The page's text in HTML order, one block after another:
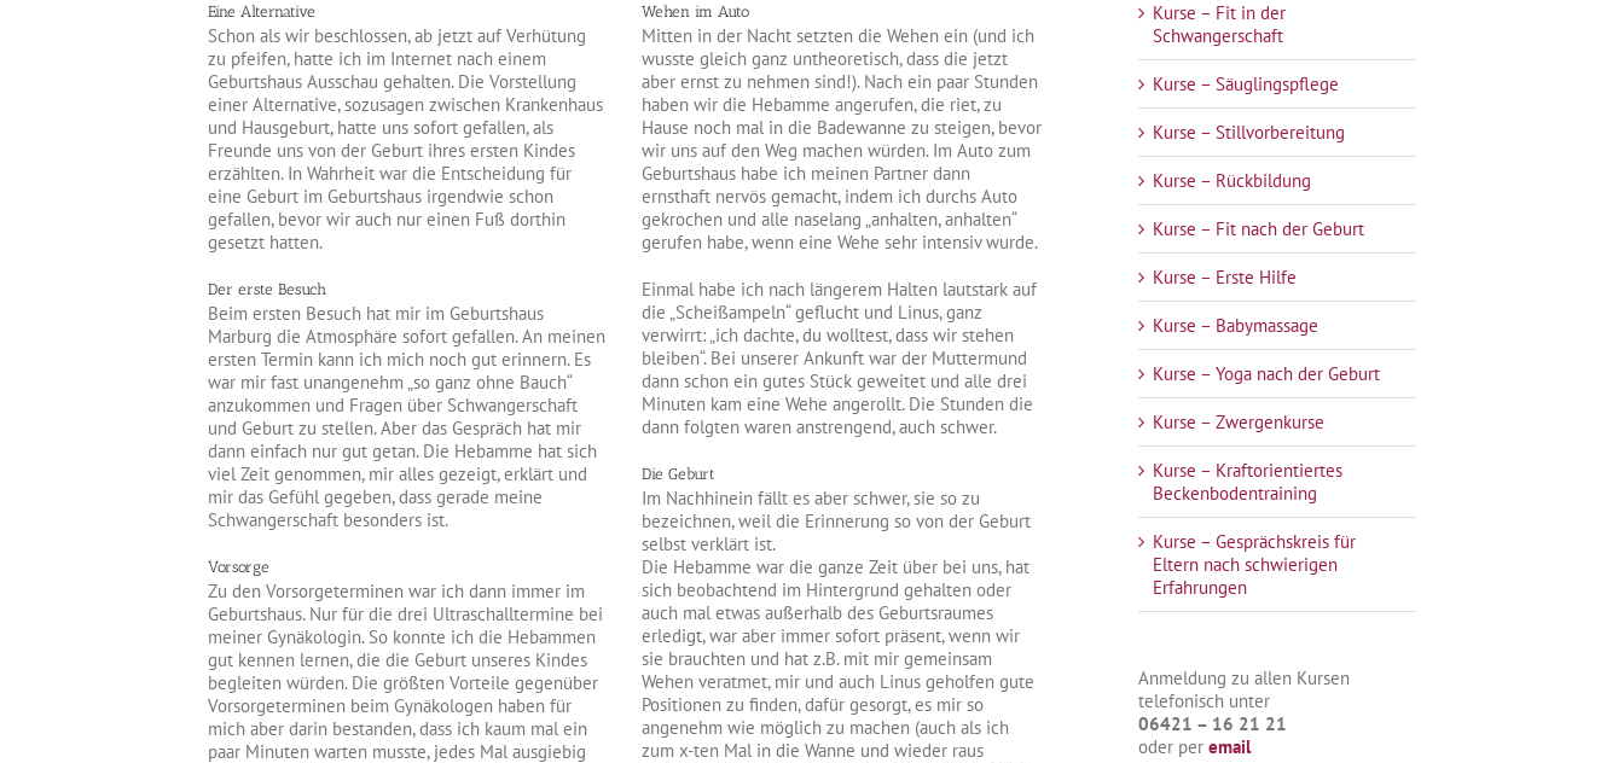
Eine Alternative
Schon als wir beschlossen, ab jetzt auf Verhütung
zu pfeifen, hatte ich im Internet nach einem
Geburtshaus Ausschau gehalten. Die Vorstellung
einer Alternative, sozusagen zwischen Krankenhaus
und Hausgeburt, hatte uns sofort gefallen, als
Freunde uns von der Geburt ihres ersten Kindes
erzählten. In Wahrheit war die Entscheidung für
eine Geburt im Geburtshaus irgendwie schon
gefallen, bevor wir auch nur einen Fuß dorthin
gesetzt hatten.
Der erste Besuch
Beim ersten Besuch hat mir im Geburtshaus
Marburg die Atmosphäre sofort gefallen. An meinen
ersten Termin kann ich mich noch gut erinnern. Es
war mir fast unangenehm „so ganz ohne Bauch“
anzukommen und Fragen über Schwangerschaft
und Geburt zu stellen. Aber das Gespräch hat mir
dann einfach nur gut getan. Die Hebamme hat sich
viel Zeit genommen, mir alles gezeigt, erklärt und
mir das Gefühl gegeben, dass gerade meine
Schwangerschaft besonders ist.
Vorsorge
Zu den Vorsorgeterminen war ich dann immer im
Geburtshaus. Nur für die drei Ultraschalltermine bei
meiner Gynäkologin. So konnte ich die Hebammen
gut kennen lernen, die die Geburt unseres Kindes
begleiten würden. Die größten Vorteile gegenüber
Vorsorgeterminen beim Gynäkologen haben für
mich aber darin bestanden, dass ich kaum mal ein
paar Minuten warten musste, jedes Mal ausgiebig
Wehen im Auto
Mitten in der Nacht setzten die Wehen ein (und ich
wusste gleich ganz untheoretisch, dass die jetzt
aber ernst zu nehmen sind!). Nach ein paar Stunden
haben wir die Hebamme angerufen, die riet, zu
Hause noch mal in die Badewanne zu steigen, bevor
wir uns auf den Weg machen würden. Im Auto zum
Geburtshaus habe ich meinen Partner dann
ernsthaft nervös gemacht, indem ich durchs Auto
gekrochen und alle naselang „anhalten, anhalten“
gerufen habe, wenn eine Wehe sehr intensiv wurde.
Einmal habe ich nach längerem Halten lautstark auf
die „Scheißampeln“ geflucht und Linus, ganz
verwirrt: „ich dachte, du wolltest, dass wir stehen
bleiben“. Bei unserer Ankunft war der Muttermund
dann schon ein gutes Stück geweitet und alle drei
Minuten kam eine Wehe angerollt. Die Stunden die
dann folgten waren anstrengend, auch schwer.
Die Geburt
Im Nachhinein fällt es aber schwer, sie so zu
bezeichnen, weil die Erinnerung so von der Geburt
selbst verklärt ist.
Die Hebamme war die ganze Zeit über bei uns, hat
sich beobachtend im Hintergrund gehalten oder
auch mal etwas außerhalb des Geburtsraumes
erledigt, war aber immer sofort präsent, wenn wir
sie brauchten und hat z.B. mit mir gemeinsam
Wehen veratmet, mir und auch Linus geholfen gute
Positionen zu finden, dafür gesorgt, es mir so
angenehm wie möglich zu machen (auch als ich
zum x-ten Mal in die Wanne und wieder raus
Kurse – Fit in der
Schwangerschaft
Kurse – Säuglingspflege
Kurse – Stillvorbereitung
Kurse – Rückbildung
Kurse – Fit nach der Geburt
Kurse – Erste Hilfe
Kurse – Babymassage
Kurse – Yoga nach der Geburt
Kurse – Zwergenkurse
Kurse – Kraftorientiertes
Beckenbodentraining
Kurse – Gesprächskreis für
Eltern nach schwierigen
Erfahrungen
Anmeldung zu allen Kursen
telefonisch unter
06421 – 16 21 21
oder per email